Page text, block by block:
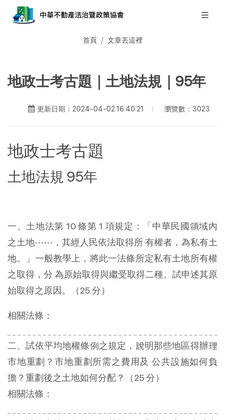
首頁 文章丟這裡
地政士考古題｜土地法規｜95年
更新日期：2024-04-02 16:40:21 瀏覽數：3023
地政士考古題
土地法規 95年
一、土地法第 10 條第 1 項規定：「中華民國領域內
之土地⋯⋯，其經人民依法取得所 有權者，為私有土
地。」一般教學上，將此一法條所定私有土地所有權
之取得，分 為原始取得與繼受取得二種。試申述其原
始取得之原因。（25 分）
相關法條：
二、試依平均地權條例之規定，說明那些地區得辦理
市地重劃？市地重劃所需之費用及 公共設施如何負
擔？重劃後之土地如何分配？（25 分）
相關法條：